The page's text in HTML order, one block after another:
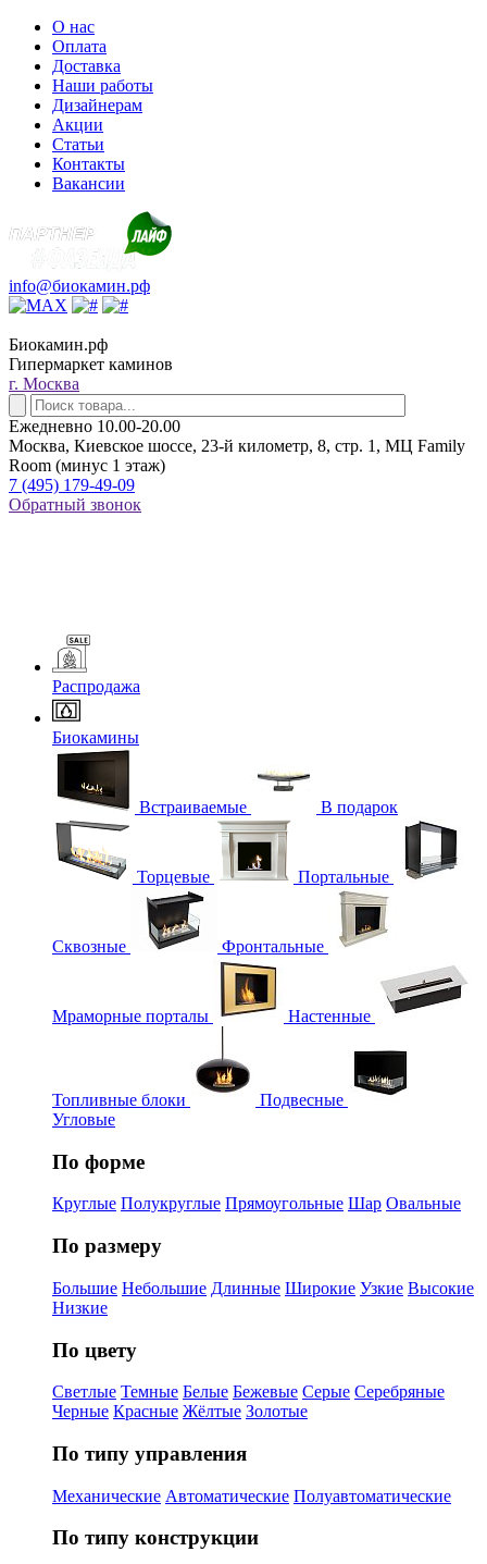
О нас
Оплата
Доставка
Наши работы
Дизайнерам
Акции
Статьи
Контакты
Вакансии
info@биокамин.рф
Биокамин.рф
Гипермаркет каминов
г. Москва
Ежедневно 10.00-20.00
Москва, Киевское шоссе, 23-й километр, 8, стр. 1, МЦ Family
Room (минус 1 этаж)
7 (495) 179-49-09
Обратный звонок
Распродажа
Биокамины
Встраиваемые В подарок
Торцевые Портальные
Сквозные Фронтальные
Мраморные порталы Настенные
Топливные блоки
Подвесные
Угловые
По форме
Круглые Полукруглые Прямоугольные Шар Овальные
По размеру
Большие Небольшие Длинные Широкие Узкие Высокие
Низкие
По цвету
Светлые Темные Белые Бежевые Серые Серебряные
Черные Красные Жёлтые Золотые
По типу управления
Механические Автоматические Полуавтоматические
По типу конструкции